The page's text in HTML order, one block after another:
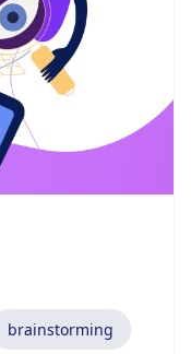
brainstorming